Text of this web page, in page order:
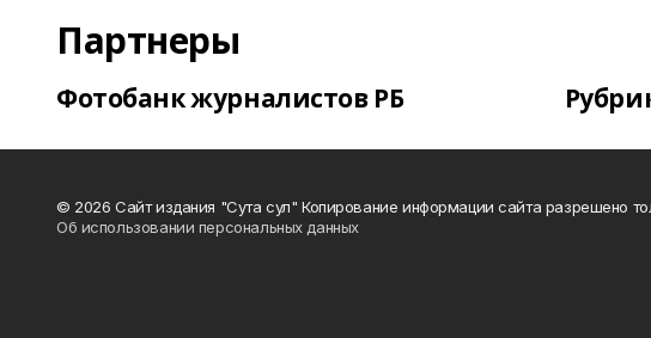
Партнеры
Фотобанк журналистов РБ
© 2026 Сайт издания "Сута сул" Копирование информации сайта разрешено
Об использовании персональных данных